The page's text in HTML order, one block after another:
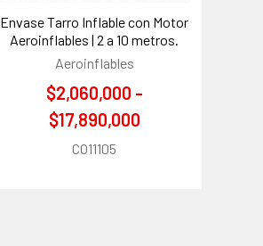
Envase Tarro Inflable con Motor
Aeroinflables | 2 a 10 metros.
Aeroinflables
$2,060,000 -
$17,890,000
CO11105